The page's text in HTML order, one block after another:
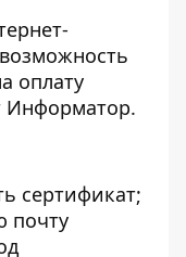
оплату
Информатор.
сертификат;
почту